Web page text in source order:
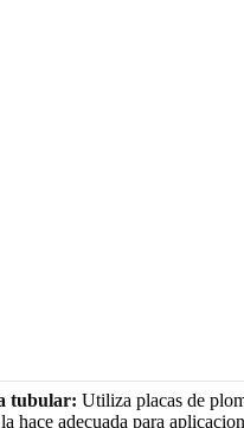
tubular: Utiliza placas de
hace adecuada para